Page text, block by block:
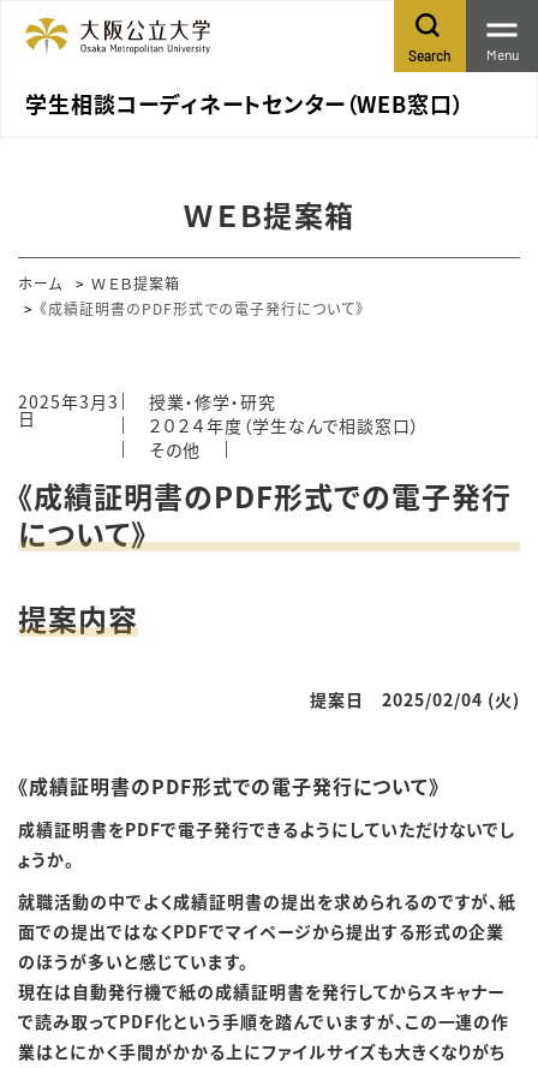
学生相談コーディネートセンター（WEB窓口）
Search Menu
ＷＥＢ提案箱
ホーム
ＷＥＢ提案箱
《成績証明書のPDF形式での電子発行について》
2025年3月3
日
授業・修学・研究
２０２４年度（学生なんで相談窓口）
その他
《成績証明書のPDF形式での電子発行
について》
提案内容
提案日 2025/02/04 (火)
《成績証明書のPDF形式での電子発行について》
成績証明書をPDFで電子発行できるようにしていただけないでし
ょうか。
就職活動の中でよく成績証明書の提出を求められるのですが、紙
面での提出ではなくPDFでマイページから提出する形式の企業
のほうが多いと感じています。
現在は自動発行機で紙の成績証明書を発行してからスキャナー
で読み取ってPDF化という手順を踏んでいますが、この一連の作
業はとにかく手間がかかる上にファイルサイズも大きくなりがち